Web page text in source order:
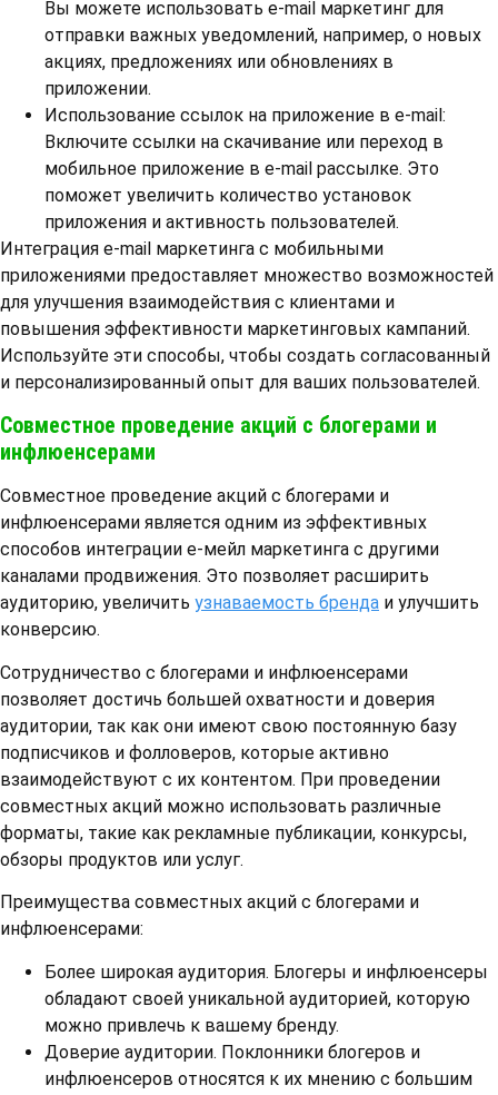
Вы можете использовать e-mail маркетинг для
отправки важных уведомлений, например, о новых
акциях, предложениях или обновлениях в
приложении.
Использование ссылок на приложение в e-mail:
Включите ссылки на скачивание или переход в
мобильное приложение в e-mail рассылке. Это
поможет увеличить количество установок
приложения и активность пользователей.
Интеграция e-mail маркетинга с мобильными
приложениями предоставляет множество возможностей
для улучшения взаимодействия с клиентами и
повышения эффективности маркетинговых кампаний.
Используйте эти способы, чтобы создать согласованный
и персонализированный опыт для ваших пользователей.
Совместное проведение акций с блогерами и
инфлюенсерами
Совместное проведение акций с блогерами и
инфлюенсерами является одним из эффективных
способов интеграции е-мейл маркетинга с другими
каналами продвижения. Это позволяет расширить
аудиторию, увеличить узнаваемость бренда и улучшить
конверсию.
Сотрудничество с блогерами и инфлюенсерами
позволяет достичь большей охватности и доверия
аудитории, так как они имеют свою постоянную базу
подписчиков и фолловеров, которые активно
взаимодействуют с их контентом. При проведении
совместных акций можно использовать различные
форматы, такие как рекламные публикации, конкурсы,
обзоры продуктов или услуг.
Преимущества совместных акций с блогерами и
инфлюенсерами:
Более широкая аудитория. Блогеры и инфлюенсеры
обладают своей уникальной аудиторией, которую
можно привлечь к вашему бренду.
Доверие аудитории. Поклонники блогеров и
инфлюенсеров относятся к их мнению с большим